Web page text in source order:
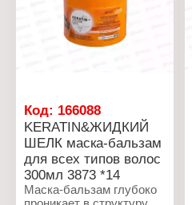
Код: 166088
KERATIN&ЖИДКИЙ
ШЕЛК маска-бальзам
для всех типов волос
300мл 3873 *14
Маска-бальзам глубоко